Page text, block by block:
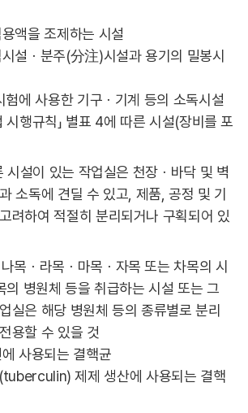
액을 조제하는 시설
설ㆍ분주(分注)시설과 용기의 밀봉시
험에 사용한 기구ㆍ기계 등의 소독시설
시행규칙」 별표 4에 따른 시설(장비를 포
시설이 있는 작업실은 천장ㆍ바닥 및 벽
소독에 견딜 수 있고, 제품, 공정 및 기
려하여 적절히 분리되거나 구획되어 있
목ㆍ라목ㆍ마목ㆍ자목 또는 차목의 시
의 병원체 등을 취급하는 시설 또는 그
실은 해당 병원체 등의 종류별로 분리
용할 수 있을 것
사용되는 결핵균
제제 생산에 사용되는 결핵